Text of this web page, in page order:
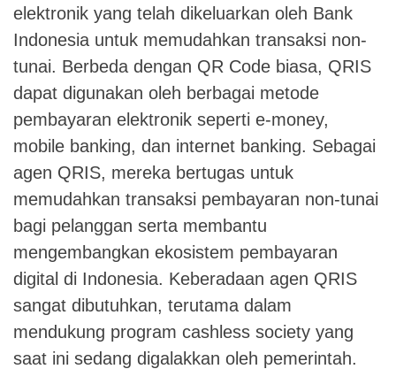
elektronik yang telah dikeluarkan oleh Bank
Indonesia untuk memudahkan transaksi non-
tunai. Berbeda dengan QR Code biasa, QRIS
dapat digunakan oleh berbagai metode
pembayaran elektronik seperti e-money,
mobile banking, dan internet banking. Sebagai
agen QRIS, mereka bertugas untuk
memudahkan transaksi pembayaran non-tunai
bagi pelanggan serta membantu
mengembangkan ekosistem pembayaran
digital di Indonesia. Keberadaan agen QRIS
sangat dibutuhkan, terutama dalam
mendukung program cashless society yang
saat ini sedang digalakkan oleh pemerintah.